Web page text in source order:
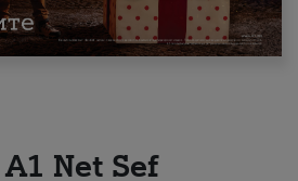
Net Sеf